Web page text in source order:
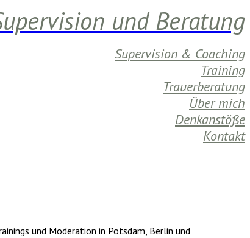
und Beratung
Supervision & Coaching
Training
Trauerberatung
Über mich
Denkanstöße
Kontakt
und Moderation in Potsdam, Berlin und